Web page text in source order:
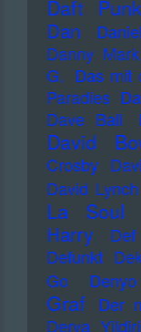
Daft Punk
Dan
Danny Mark
G. Das mit
Paradies
Dave Ball
David
Crosby
David Lynch
La Soul
Harry
Defunkt
Go
Denyo
Graf
Der
Derya